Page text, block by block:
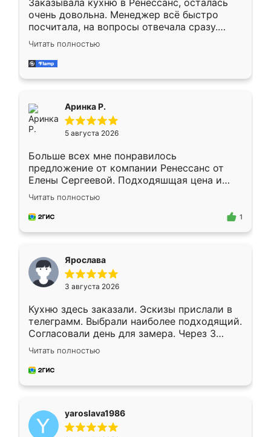
Заказывала кухню в Ренессанс, осталась
очень довольна. Менеджер всё быстро
посчитала, на вопросы отвечала сразу.
Замерщик приехал в субботу, подошёл к
делу со всей ответственностью. Собрали
за день, ребята работали аккуратно, даже
Читать полностью
Аринка Р.
5 августа 2026
Больше всех мне понравилось
предложение от компании Ренессанс от
Елены Сергеевой. Подходяшщая цена и
короткие сроки изготовления. Приехавший
для замера сотрудник Владислав
предложил по моему эскизу самый
Читать полностью
1
Ярослава
3 августа 2026
Кухню здесь заказали. Эскизы прислали в
телеграмм. Выбрали наиболее подходящий.
Согласовали день для замера. Через 3
недели кухня была уже готова. Остались
довольны работой. Спасибо Ренессанс
мебель за качественную работу!
Читать полностью
yaroslava1986